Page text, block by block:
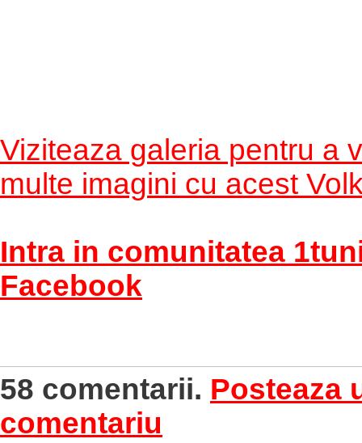
Viziteaza galeria pentru a
multe imagini cu acest
Intra in comunitatea
Facebook
58 comentarii. Posteaza
comentariu